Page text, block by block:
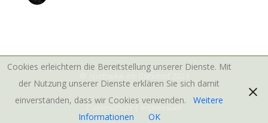
© Apotheke am Bahnhof 2024
Cookies erleichtern die Bereitstellung unserer Dienste. Mit
der Nutzung unserer Dienste erklären Sie sich damit
einverstanden, dass wir Cookies verwenden.
Weitere
Informationen
OK